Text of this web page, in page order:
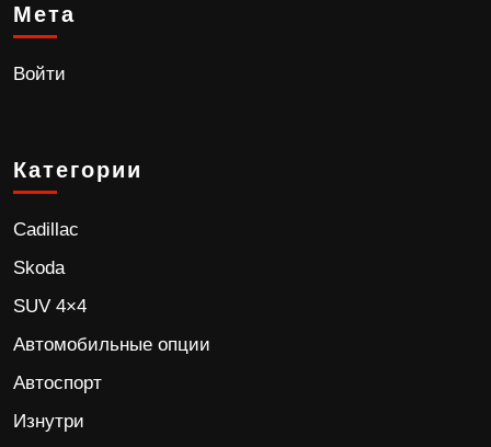
Мета
Войти
Категории
Cadillac
Skoda
SUV 4×4
Автомобильные опции
Автоспорт
Изнутри